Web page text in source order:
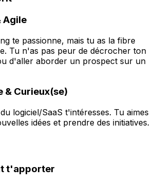
Agile
te passionne, mais tu as la fibre
Tu n'as pas peur de décrocher ton
d'aller aborder un prospect sur un
& Curieux(se)
logiciel/SaaS t'intéresses. Tu aimes
idées et prendre des initiatives.
t'apporter